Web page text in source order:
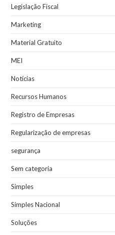
Legislação Fiscal
Marketing
Material Gratuito
MEI
Notícias
Recursos Humanos
Registro de Empresas
Regularização de empresas
segurança
Sem categoria
Simples
Simples Nacional
Soluções